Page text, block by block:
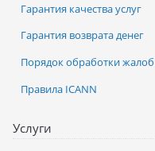
Услуги
Гарантия качества услуг
Гарантия возврата денег
Порядок обработки жалоб
Правила ICANN